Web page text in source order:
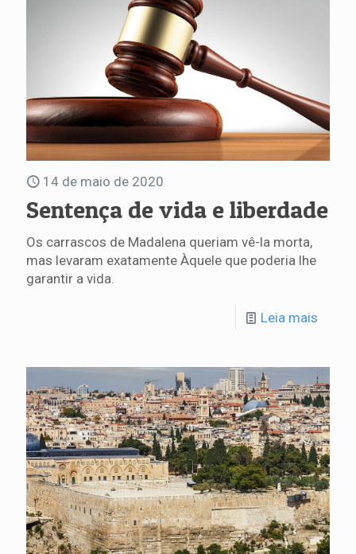
14 de maio de 2020
Sentença de vida e liberdade
Os carrascos de Madalena queriam vê-la morta,
mas levaram exatamente Àquele que poderia lhe
garantir a vida.
Leia mais